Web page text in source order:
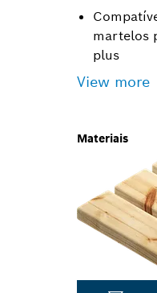
martelos
plus
View more
Materiais